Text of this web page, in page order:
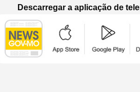
Descarregar a aplicação de